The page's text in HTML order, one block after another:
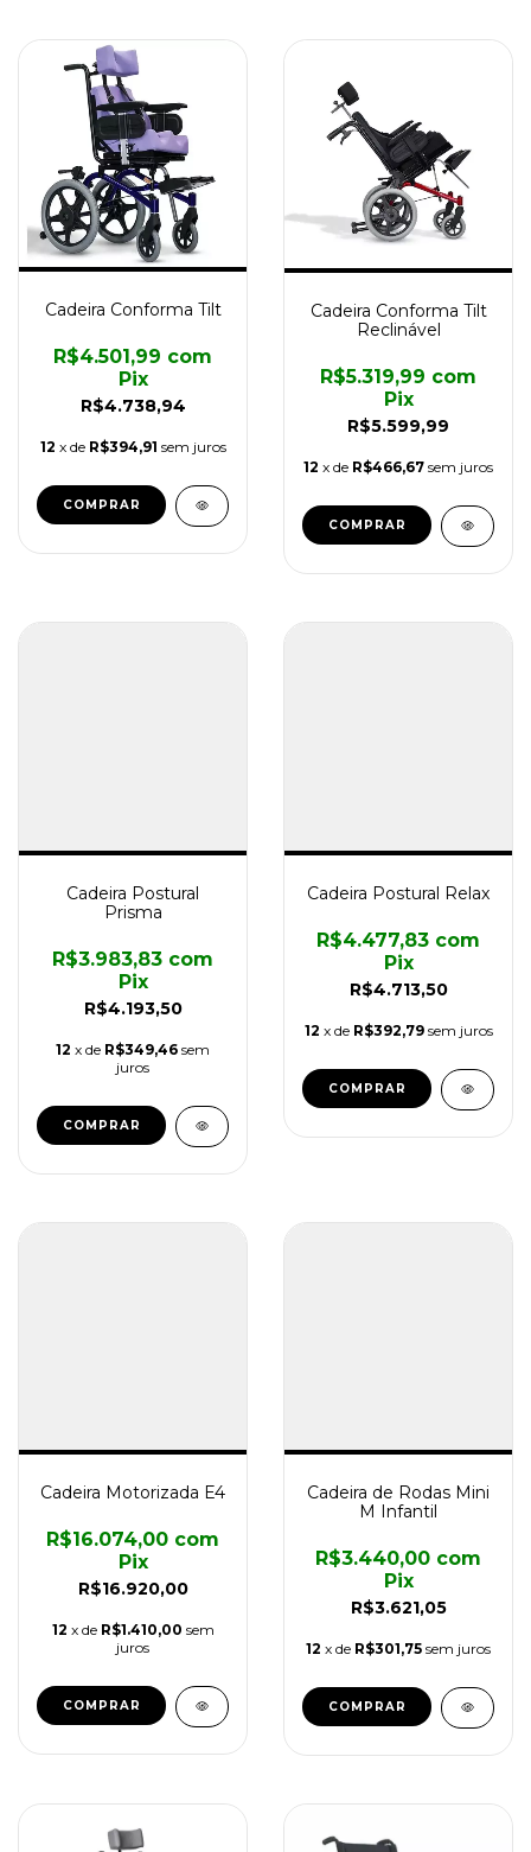
Cadeira Conforma Tilt
R$4.738,94
R$4.501,99 com
Pix
12 x de R$394,91 sem juros
COMPRAR
Cadeira Conforma Tilt
Reclinável
R$5.599,99
R$5.319,99 com
Pix
12 x de R$466,67 sem juros
COMPRAR
Cadeira Postural
Prisma
R$4.193,50
R$3.983,83 com
Pix
12 x de R$349,46 sem
juros
COMPRAR
Cadeira Postural Relax
R$4.713,50
R$4.477,83 com
Pix
12 x de R$392,79 sem juros
COMPRAR
Cadeira Motorizada E4
R$16.920,00
R$16.074,00 com
Pix
12 x de R$1.410,00 sem
juros
COMPRAR
Cadeira de Rodas Mini
M Infantil
R$3.621,05
R$3.440,00 com
Pix
12 x de R$301,75 sem juros
COMPRAR